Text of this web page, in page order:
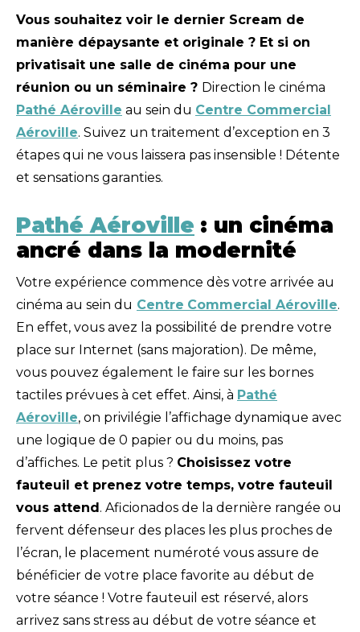
Vous souhaitez voir le dernier Scream de
manière dépaysante et originale ? Et si on
privatisait une salle de cinéma pour une
réunion ou un séminaire ? Direction le cinéma
Pathé Aéroville au sein du Centre Commercial
Aéroville. Suivez un traitement d’exception en 3
étapes qui ne vous laissera pas insensible ! Détente
et sensations garanties.
Pathé Aéroville : un cinéma
ancré dans la modernité
Votre expérience commence dès votre arrivée au
cinéma au sein du Centre Commercial Aéroville.
En effet, vous avez la possibilité de prendre votre
place sur Internet (sans majoration). De même,
vous pouvez également le faire sur les bornes
tactiles prévues à cet effet. Ainsi, à Pathé
Aéroville, on privilégie l’affichage dynamique avec
une logique de 0 papier ou du moins, pas
d’affiches. Le petit plus ? Choisissez votre
fauteuil et prenez votre temps, votre fauteuil
vous attend. Aficionados de la dernière rangée ou
fervent défenseur des places les plus proches de
l’écran, le placement numéroté vous assure de
bénéficier de votre place favorite au début de
votre séance ! Votre fauteuil est réservé, alors
arrivez sans stress au début de votre séance et